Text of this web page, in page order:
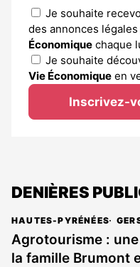
Je souhaite
des annonces
Économique chaque
Je souhaite
Vie Économique en
Inscrivez-
DENIÈRES
HAUTES-PYRÉNÉES
Agrotourisme :
la famille Brumont